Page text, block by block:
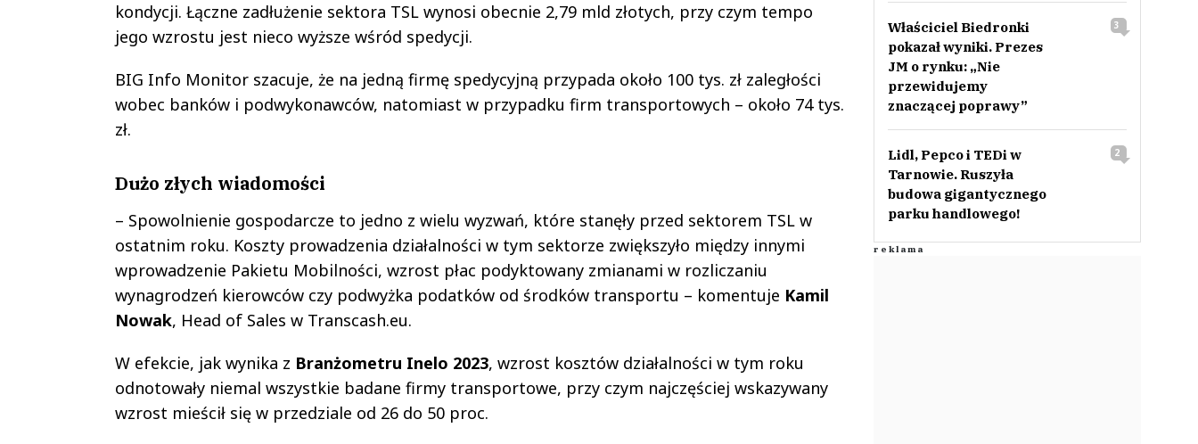
kondycji. Łączne zadłużenie sektora TSL wynosi obecnie 2,79 mld złotych, przy czym tempo
jego wzrostu jest nieco wyższe wśród spedycji.
BIG Info Monitor szacuje, że na jedną firmę spedycyjną przypada około 100 tys. zł zaległości
wobec banków i podwykonawców, natomiast w przypadku firm transportowych – około 74 tys.
zł.
Dużo złych wiadomości
– Spowolnienie gospodarcze to jedno z wielu wyzwań, które stanęły przed sektorem TSL w
ostatnim roku. Koszty prowadzenia działalności w tym sektorze zwiększyło między innymi
wprowadzenie Pakietu Mobilności, wzrost płac podyktowany zmianami w rozliczaniu
wynagrodzeń kierowców czy podwyżka podatków od środków transportu – komentuje Kamil
Nowak, Head of Sales w Transcash.eu.
W efekcie, jak wynika z Branżometru Inelo 2023, wzrost kosztów działalności w tym roku
odnotowały niemal wszystkie badane firmy transportowe, przy czym najczęściej wskazywany
wzrost mieścił się w przedziale od 26 do 50 proc.
Właściciel Biedronki
pokazał wyniki. Prezes
JM o rynku: „Nie
przewidujemy
znaczącej poprawy”
3
Lidl, Pepco i TEDi w
Tarnowie. Ruszyła
budowa gigantycznego
parku handlowego!
2